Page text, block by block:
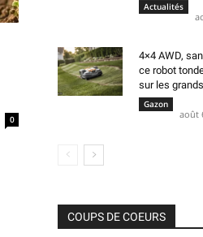
0
Actualités
4×4 AWD,
ce robot
sur les
Gazon
août
COUPS DE COEURS